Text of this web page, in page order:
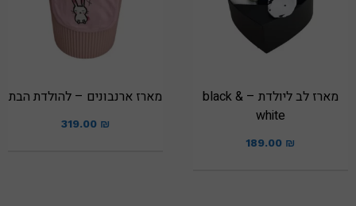
מארז לב ליולדת – black &
white
189.00 ₪
מארז ארנבונים – להולדת הבת
319.00 ₪